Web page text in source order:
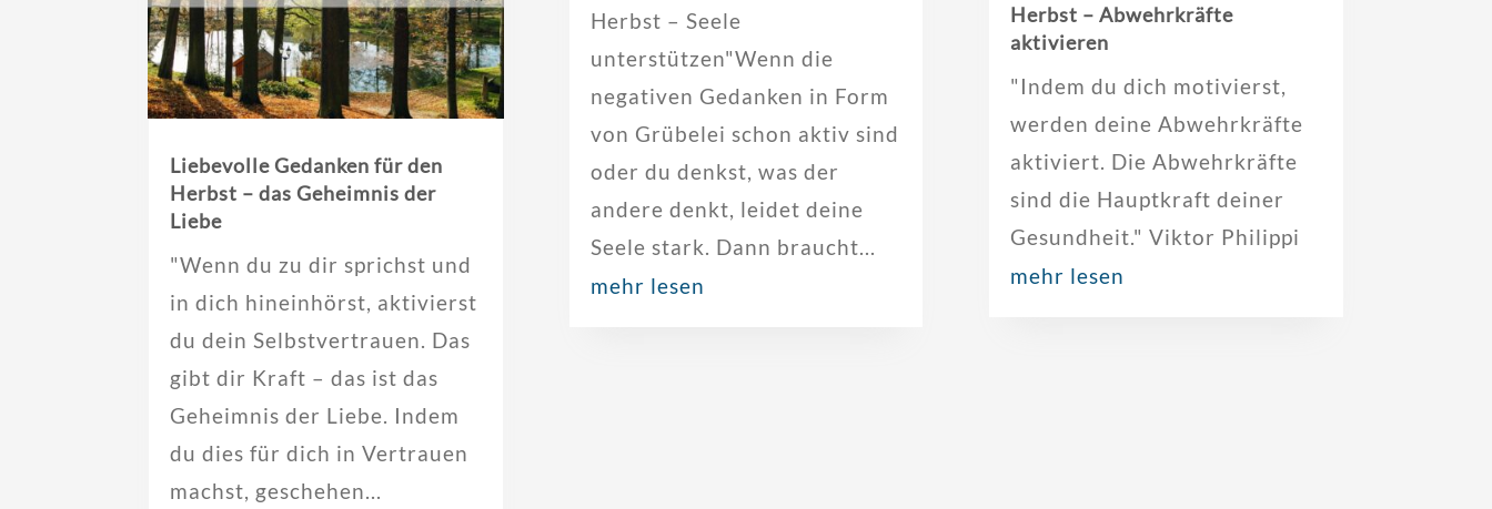
Liebevolle Gedanken für den
Herbst – das Geheimnis der
Liebe
"Wenn du zu dir sprichst und
in dich hineinhörst, aktivierst
du dein Selbstvertrauen. Das
gibt dir Kraft – das ist das
Geheimnis der Liebe. Indem
du dies für dich in Vertrauen
machst, geschehen...
Herbst – Seele
unterstützen"Wenn die
negativen Gedanken in Form
von Grübelei schon aktiv sind
oder du denkst, was der
andere denkt, leidet deine
Seele stark. Dann braucht...
mehr lesen
Herbst – Abwehrkräfte
aktivieren
"Indem du dich motivierst,
werden deine Abwehrkräfte
aktiviert. Die Abwehrkräfte
sind die Hauptkraft deiner
Gesundheit." Viktor Philippi
mehr lesen